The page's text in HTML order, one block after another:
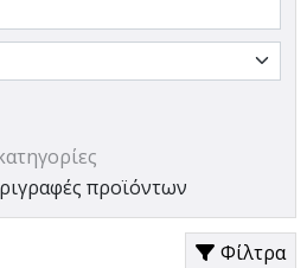
προϊόντων
Φίλτρα